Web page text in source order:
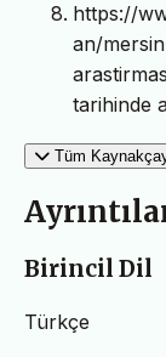
https://
an/
tarihinde
Tüm
Birincil Dil
Türkçe